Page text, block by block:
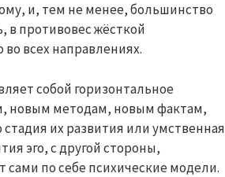
и, тем не менее, большинство
в противовес жёсткой
всех направлениях.
собой горизонтальное
новым методам, новым фактам,
их развития или умственная
эго, с другой стороны,
по себе психические модели.